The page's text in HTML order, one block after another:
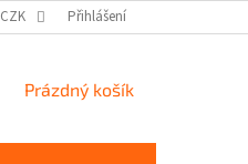
CZK Přihlášení
NÁKUPNÍ
Prázdný košík